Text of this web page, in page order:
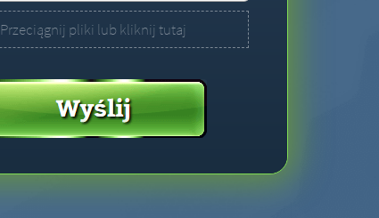
Przeciągnij pliki lub kliknij tutaj